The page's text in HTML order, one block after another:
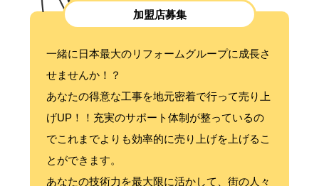
加盟店募集
一緒に日本最大のリフォームグループに成長さ
せませんか！？
あなたの得意な工事を地元密着で行って売り上
げUP！！充実のサポート体制が整っているの
でこれまでよりも効率的に売り上げを上げるこ
とができます。
あなたの技術力を最大限に活かして、街の人々